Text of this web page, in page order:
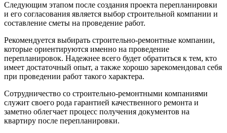
Следующим этапом после создания проекта перепланировки
и его согласования является выбор строительной компании и
составление сметы на проведение работ.
Рекомендуется выбирать строительно-ремонтные компании,
которые ориентируются именно на проведение
перепланировок. Надежнее всего будет обратиться к тем, кто
имеет достаточный опыт, а также хорошо зарекомендовал себя
при проведении работ такого характера.
Сотрудничество со строительно-ремонтными компаниями
служит своего рода гарантией качественного ремонта и
заметно облегчает процесс получения документов на
квартиру после перепланировки.